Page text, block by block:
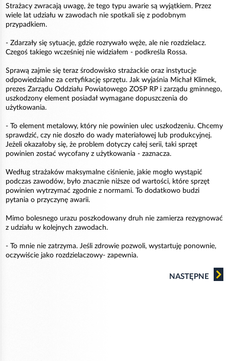
Strażacy zwracają uwagę, że tego typu awarie są wyjątkiem. Przez
wiele lat udziału w zawodach nie spotkali się z podobnym
przypadkiem.
- Zdarzały się sytuacje, gdzie rozrywało węże, ale nie rozdzielacz.
Czegoś takiego wcześniej nie widziałem - podkreśla Rossa.
Sprawą zajmie się teraz środowisko strażackie oraz instytucje
odpowiedzialne za certyfikację sprzętu. Jak wyjaśnia Michał Klimek,
prezes Zarządu Oddziału Powiatowego ZOSP RP i zarządu gminnego,
uszkodzony element posiadał wymagane dopuszczenia do
użytkowania.
- To element metalowy, który nie powinien ulec uszkodzeniu. Chcemy
sprawdzić, czy nie doszło do wady materiałowej lub produkcyjnej.
Jeżeli okazałoby się, że problem dotyczy całej serii, taki sprzęt
powinien zostać wycofany z użytkowania - zaznacza.
Według strażaków maksymalne ciśnienie, jakie mogło wystąpić
podczas zawodów, było znacznie niższe od wartości, które sprzęt
powinien wytrzymać zgodnie z normami. To dodatkowo budzi
pytania o przyczynę awarii.
Mimo bolesnego urazu poszkodowany druh nie zamierza rezygnować
z udziału w kolejnych zawodach.
- To mnie nie zatrzyma. Jeśli zdrowie pozwoli, wystartuję ponownie,
oczywiście jako rozdzielaczowy- zapewnia.
NASTĘPNE